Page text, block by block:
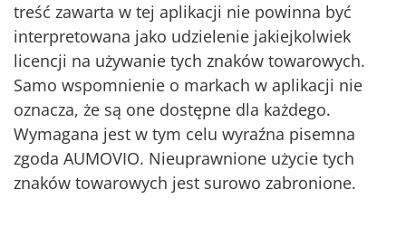
treść zawarta w tej aplikacji nie powinna być
interpretowana jako udzielenie jakiejkolwiek
licencji na używanie tych znaków towarowych.
Samo wspomnienie o markach w aplikacji nie
oznacza, że są one dostępne dla każdego.
Wymagana jest w tym celu wyraźna pisemna
zgoda AUMOVIO. Nieuprawnione użycie tych
znaków towarowych jest surowo zabronione.